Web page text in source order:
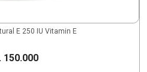
E 250 IU Vitamin E
150.000